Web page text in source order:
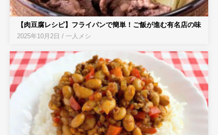
【肉豆腐レシピ】フライパンで簡単！ご飯が進む有名店の味
2025年10月2日 / 一人メシ